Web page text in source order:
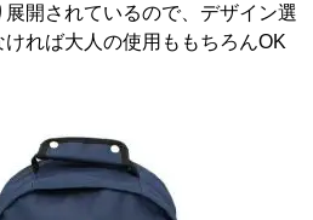
展開されているので、デザイン選
ければ大人の使用ももちろんOK